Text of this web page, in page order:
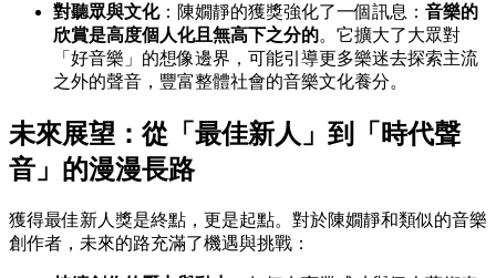
對聽眾與文化：陳嫺靜的獲獎強化了一個訊息： 音樂的
欣賞是高度個人化且無高下之分的。它擴大了大眾對
「好音樂」的想像邊界，可能引導更多樂迷去探索主流
之外的聲音，豐富整體社會的音樂文化養分。
未來展望：從「最佳新人」到「時代聲
音」的漫漫長路
獲得最佳新人獎是終點，更是起點。對於陳嫺靜和類似的音樂
創作者，未來的路充滿了機遇與挑戰：